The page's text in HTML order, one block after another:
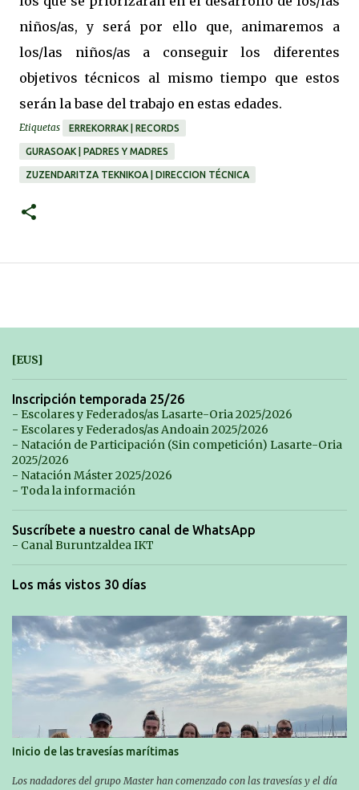
niños/as, y será por ello que, animaremos a
los/las niños/as a conseguir los diferentes
objetivos técnicos al mismo tiempo que estos
serán la base del trabajo en estas edades.
Etiquetas ERREKORRAK | RECORDS
GURASOAK | PADRES Y MADRES
ZUZENDARITZA TEKNIKOA | DIRECCION TÉCNICA
[EUS]
Inscripción temporada 25/26
- Escolares y Federados/as Lasarte-Oria 2025/2026
- Escolares y Federados/as Andoain 2025/2026
- Natación de Participación (Sin competición) Lasarte-Oria
2025/2026
- Natación Máster 2025/2026
- Toda la información
Suscríbete a nuestro canal de WhatsApp
- Canal Buruntzaldea IKT
Los más vistos 30 días
Inicio de las travesías marítimas
Los nadadores del grupo Master han comenzado con las travesías y el día